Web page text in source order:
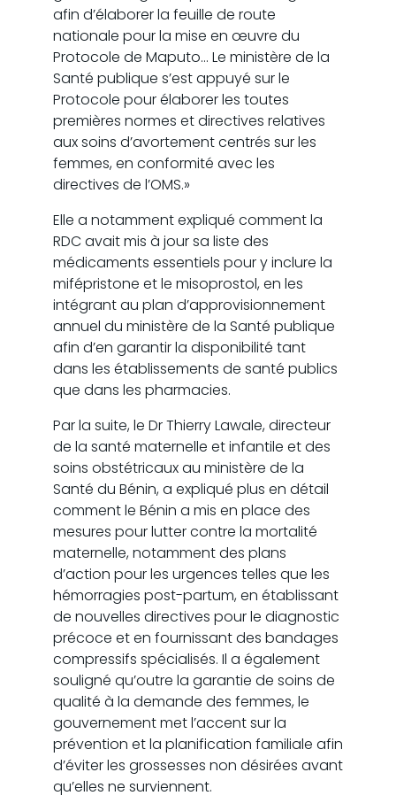
afin d’élaborer la feuille de route
nationale pour la mise en œuvre du
Protocole de Maputo… Le ministère de la
Santé publique s’est appuyé sur le
Protocole pour élaborer les toutes
premières normes et directives relatives
aux soins d’avortement centrés sur les
femmes, en conformité avec les
directives de l’OMS.»
Elle a notamment expliqué comment la
RDC avait mis à jour sa liste des
médicaments essentiels pour y inclure la
mifépristone et le misoprostol, en les
intégrant au plan d’approvisionnement
annuel du ministère de la Santé publique
afin d’en garantir la disponibilité tant
dans les établissements de santé publics
que dans les pharmacies.
Par la suite, le Dr Thierry Lawale, directeur
de la santé maternelle et infantile et des
soins obstétricaux au ministère de la
Santé du Bénin, a expliqué plus en détail
comment le Bénin a mis en place des
mesures pour lutter contre la mortalité
maternelle, notamment des plans
d’action pour les urgences telles que les
hémorragies post-partum, en établissant
de nouvelles directives pour le diagnostic
précoce et en fournissant des bandages
compressifs spécialisés. Il a également
souligné qu’outre la garantie de soins de
qualité à la demande des femmes, le
gouvernement met l’accent sur la
prévention et la planification familiale afin
d’éviter les grossesses non désirées avant
qu’elles ne surviennent.